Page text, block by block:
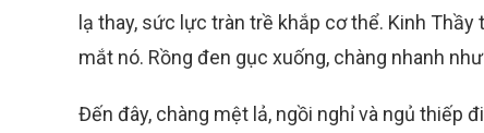
lạ thay, sức lực tràn trề khắp cơ thể. Kinh
mắt nó. Rồng đen gục xuống, chàng nhanh
Đến đây, chàng mệt lả, ngồi nghỉ và ngủ thiếp